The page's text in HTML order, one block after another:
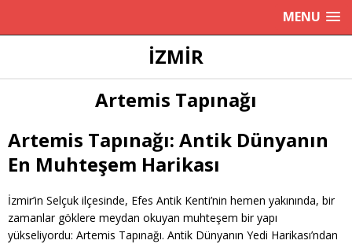
MENU
İZMIR
Artemis Tapınağı
Artemis Tapınağı: Antik Dünyanın
En Muhteşem Harikası
İzmir’in Selçuk ilçesinde, Efes Antik Kenti’nin hemen yakınında, bir
zamanlar göklere meydan okuyan muhteşem bir yapı
yükseliyordu: Artemis Tapınağı. Antik Dünyanın Yedi Harikası’ndan